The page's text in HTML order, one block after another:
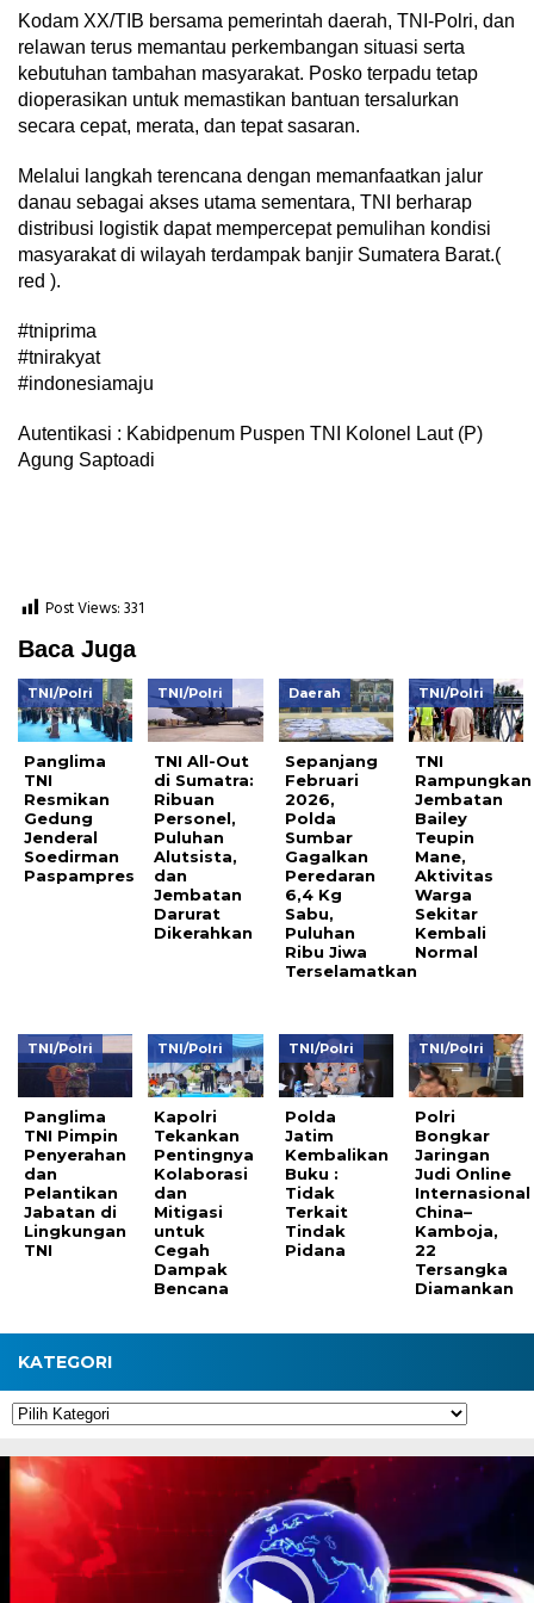
Kodam XX/TIB bersama pemerintah daerah, TNI-Polri, dan
relawan terus memantau perkembangan situasi serta
kebutuhan tambahan masyarakat. Posko terpadu tetap
dioperasikan untuk memastikan bantuan tersalurkan
secara cepat, merata, dan tepat sasaran.
Melalui langkah terencana dengan memanfaatkan jalur
danau sebagai akses utama sementara, TNI berharap
distribusi logistik dapat mempercepat pemulihan kondisi
masyarakat di wilayah terdampak banjir Sumatera Barat.(
red ).
#tniprima
#tnirakyat
#indonesiamaju
Autentikasi : Kabidpenum Puspen TNI Kolonel Laut (P)
Agung Saptoadi
Post Views:331
Baca Juga
TNI/Polri
Panglima
TNI
Resmikan
Gedung
Jenderal
Soedirman
Paspampres
TNI/Polri
TNI All-Out
di Sumatra:
Ribuan
Personel,
Puluhan
Alutsista,
dan
Jembatan
Darurat
Dikerahkan
Daerah
Sepanjang
Februari
2026,
Polda
Sumbar
Gagalkan
Peredaran
6,4 Kg
Sabu,
Puluhan
Ribu Jiwa
Terselamatkan
TNI/Polri
TNI
Rampungkan
Jembatan
Bailey
Teupin
Mane,
Aktivitas
Warga
Sekitar
Kembali
Normal
TNI/Polri
Panglima
TNI Pimpin
Penyerahan
dan
Pelantikan
Jabatan di
Lingkungan
TNI
TNI/Polri
Kapolri
Tekankan
Pentingnya
Kolaborasi
dan
Mitigasi
untuk
Cegah
Dampak
Bencana
TNI/Polri
Polda
Jatim
Kembalikan
Buku :
Tidak
Terkait
Tindak
Pidana
TNI/Polri
Polri
Bongkar
Jaringan
Judi Online
Internasional
China–
Kamboja,
22
Tersangka
Diamankan
KATEGORI
Kategori
Pemutar
Video